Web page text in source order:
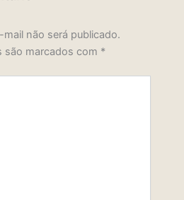
não será publicado.
são marcados com *